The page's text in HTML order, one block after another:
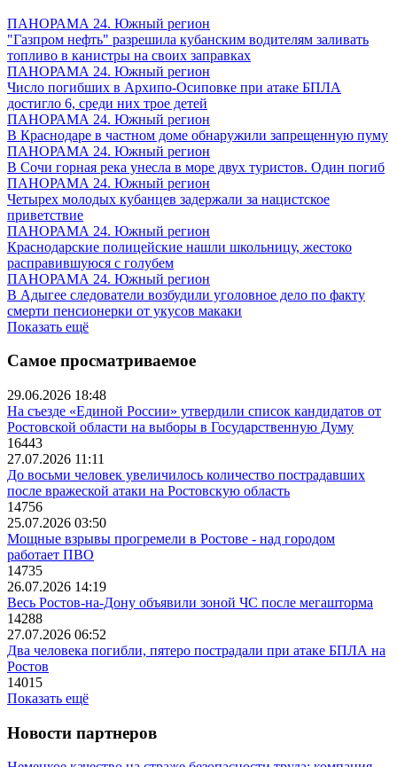
ПАНОРАМА 24. Южный регион
"Газпром нефть" разрешила кубанским водителям заливать
топливо в канистры на своих заправках
ПАНОРАМА 24. Южный регион
Число погибших в Архипо-Осиповке при атаке БПЛА
достигло 6, среди них трое детей
ПАНОРАМА 24. Южный регион
В Краснодаре в частном доме обнаружили запрещенную пуму
ПАНОРАМА 24. Южный регион
В Сочи горная река унесла в море двух туристов. Один погиб
ПАНОРАМА 24. Южный регион
Четырех молодых кубанцев задержали за нацистское
приветствие
ПАНОРАМА 24. Южный регион
Краснодарские полицейские нашли школьницу, жестоко
расправившуюся с голубем
ПАНОРАМА 24. Южный регион
В Адыгее следователи возбудили уголовное дело по факту
смерти пенсионерки от укусов макаки
Показать ещё
Самое просматриваемое
29.06.2026 18:48
На съезде «Единой России» утвердили список кандидатов от
Ростовской области на выборы в Государственную Думу
16443
27.07.2026 11:11
До восьми человек увеличилось количество пострадавших
после вражеской атаки на Ростовскую область
14756
25.07.2026 03:50
Мощные взрывы прогремели в Ростове - над городом
работает ПВО
14735
26.07.2026 14:19
Весь Ростов-на-Дону объявили зоной ЧС после мегашторма
14288
27.07.2026 06:52
Два человека погибли, пятеро пострадали при атаке БПЛА на
Ростов
14015
Показать ещё
Новости партнеров